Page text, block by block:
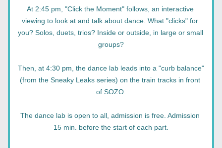
At 2:45 pm, "Click the Moment" follows, an interactive
viewing to look at and talk about dance. What "clicks" for
you? Solos, duets, trios? Inside or outside, in large or small
groups?
Then, at 4:30 pm, the dance lab leads into a "curb balance"
(from the Sneaky Leaks series) on the train tracks in front
of SOZO.
The dance lab is open to all, admission is free. Admission
15 min. before the start of each part.